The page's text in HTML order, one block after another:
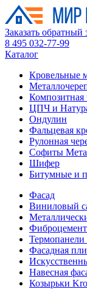
Заказать обратный
8 495 032-77-99
Каталог
Кровельные
Композитная
ЦПЧ и
Ондулин
Фальцевая
Рулонная
Софиты
Шифер
Битумные и
Фасад
Виниловый
Фасадная
Навесная
Козырьки